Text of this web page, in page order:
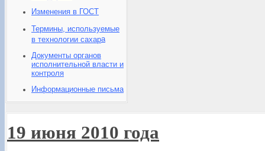
Изменения в ГОСТ
Термины, используемые
в технологии сахара
Документы органов
исполнительной власти и
контроля
Информационные письма
19 июня 2010 года